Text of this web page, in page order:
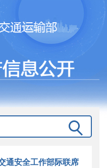
通安全工作部际联席